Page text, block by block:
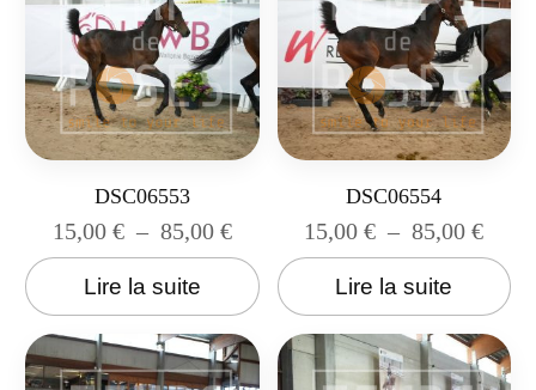
DSC06553
15,00 € – 85,00 €
Lire la suite
DSC06554
15,00€ – 85,00€
Lire la suite